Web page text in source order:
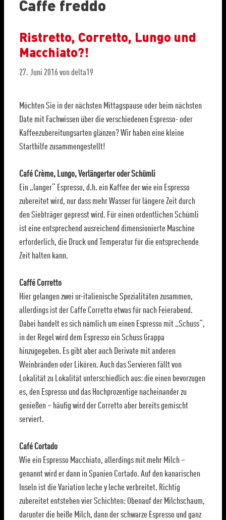
Caffe freddo
Ristretto, Corretto, Lungo und
Macchiato?!
27. Juni 2016vondelta19
Möchten Sie in der nächsten Mittagspause oder beim nächsten
Date mit Fachwissen über die verschiedenen Espresso- oder
Kaffeezubereitungsarten glänzen? Wir haben eine kleine
Starthilfe zusammengestellt!
Café Crème, Lungo, Verlängerter oder Schümli
Ein „langer“ Espresso, d.h. ein Kaffee der wie ein Espresso
zubereitet wird, nur dass mehr Wasser für längere Zeit durch
den Siebträger gepresst wird. Für einen ordentlichen Schümli
ist eine entsprechend ausreichend dimensionierte Maschine
erforderlich, die Druck und Temperatur für die entsprechende
Zeit halten kann.
Caffé Corretto
Hier gelangen zwei ur-italienische Spezialitäten zusammen,
allerdings ist der Caffe Corretto etwas für nach Feierabend.
Dabei handelt es sich nämlich um einen Espresso mit „Schuss“,
in der Regel wird dem Espresso ein Schuss Grappa
hinzugegeben. Es gibt aber auch Derivate mit anderen
Weinbränden oder Likören. Auch das Servieren fällt von
Lokalität zu Lokalität unterschiedlich aus: die einen bevorzugen
es, den Espresso und das Hochprozentige nacheinander zu
genießen – häufig wird der Corretto aber bereits gemischt
serviert.
Café Cortado
Wie ein Espresso Macchiato, allerdings mit mehr Milch –
genannt wird er dann in Spanien Cortado. Auf den kanarischen
Inseln ist die Variation leche y leche verbreitet. Richtig
zubereitet entstehen vier Schichten: Obenauf der Milchschaum,
darunter die heiße Milch, dann der schwarze Espresso und ganz